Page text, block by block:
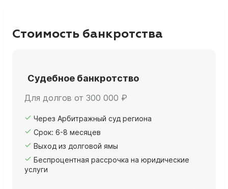
Стоимость банкротства
Судебное банкротство
Для долгов от 300 000 ₽
Через Арбитражный суд региона
Срок: 6-8 месяцев
Выход из долговой ямы
Беспроцентная рассрочка на юридические
услуги